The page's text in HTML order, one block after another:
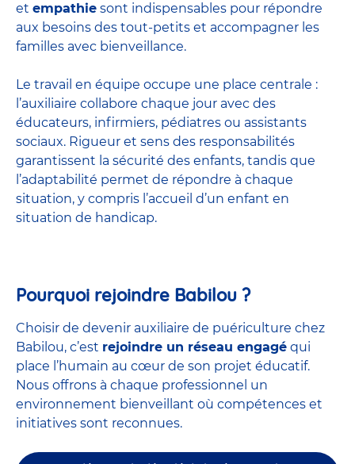
et empathie sont indispensables pour répondre
aux besoins des tout-petits et accompagner les
familles avec bienveillance.
Le travail en équipe occupe une place centrale :
l’auxiliaire collabore chaque jour avec des
éducateurs, infirmiers, pédiatres ou assistants
sociaux. Rigueur et sens des responsabilités
garantissent la sécurité des enfants, tandis que
l’adaptabilité permet de répondre à chaque
situation, y compris l’accueil d’un enfant en
situation de handicap.
Pourquoi rejoindre Babilou ?
Choisir de devenir auxiliaire de puériculture chez
Babilou, c’est rejoindre un réseau engagé qui
place l’humain au cœur de son projet éducatif.
Nous offrons à chaque professionnel un
environnement bienveillant où compétences et
initiatives sont reconnues.